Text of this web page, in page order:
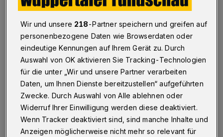
RESG Walsum - RSC Cronenberg 10:3 (3:1)
Die Führung der Wuppertaler durch Jordi
Molet hielt nur bis kurz vor die Halbzeit. Dann
wandelte Walsum den Rückstand in eine
deutliche Führung um. Erst in der
Schlussphase erzielten Kai Riedel und
Sebastian Rath weitere Treffer für den RSC. 19.
November (18 Uhr): RSC Darmstadt - RSC
Cronenberg.
Wir und unsere 218-Partner speichern und greifen auf
personenbezogene Daten wie Browserdaten oder
eindeutige Kennungen auf Ihrem Gerät zu. Durch
Auswahl von OK aktivieren Sie Tracking-Technologien
für die unter „Wir und unsere Partner verarbeiten
Daten, um Ihnen Dienste bereitzustellen“ aufgeführten
Zwecke. Durch Auswahl von Alle ablehnen oder
Widerruf Ihrer Einwilligung werden diese deaktiviert.
Wenn Tracker deaktiviert sind, sind manche Inhalte und
Anzeigen möglicherweise nicht mehr so relevant für